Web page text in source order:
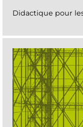
Didactique pour